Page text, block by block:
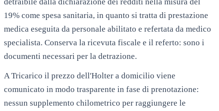
19% come spesa sanitaria, in quanto si tratta di prestazione
medica eseguita da personale abilitato e refertata da medico
specialista. Conserva la ricevuta fiscale e il referto: sono i
documenti necessari per la detrazione.
ATricarico il prezzo dell'Holter a domicilio viene
comunicato in modo trasparente in fase di prenotazione:
nessun supplemento chilometrico per raggiungere le